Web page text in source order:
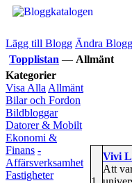
Lägg till Blogg Ändra Blogg
Topplistan — Allmänt
Kategorier
Visa Alla Allmänt
Bilar och Fordon
Bildbloggar
Datorer & Mobilt
Ekonomi &
Finans -
Affärsverksamhet
Fastigheter
Vivi
Att